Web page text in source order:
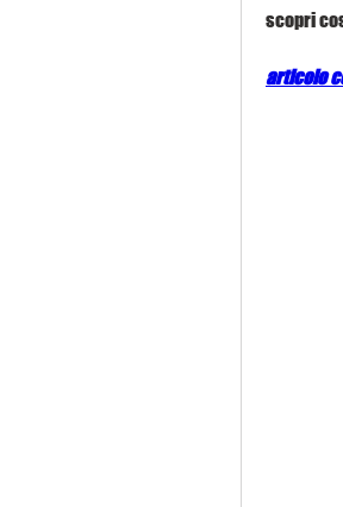
scopri
articolo